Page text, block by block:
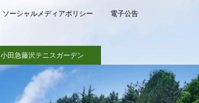
ソーシャルメディアポリシー 電子公告
小田急藤沢テニスガーデン